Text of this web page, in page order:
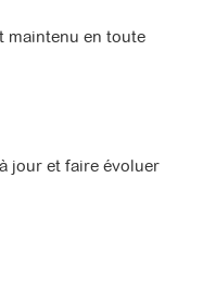
maintenu en toute
jour et faire évoluer